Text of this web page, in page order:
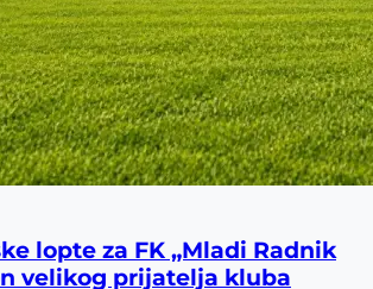
lopte za FK „Mladi Radnik
velikog prijatelja kluba